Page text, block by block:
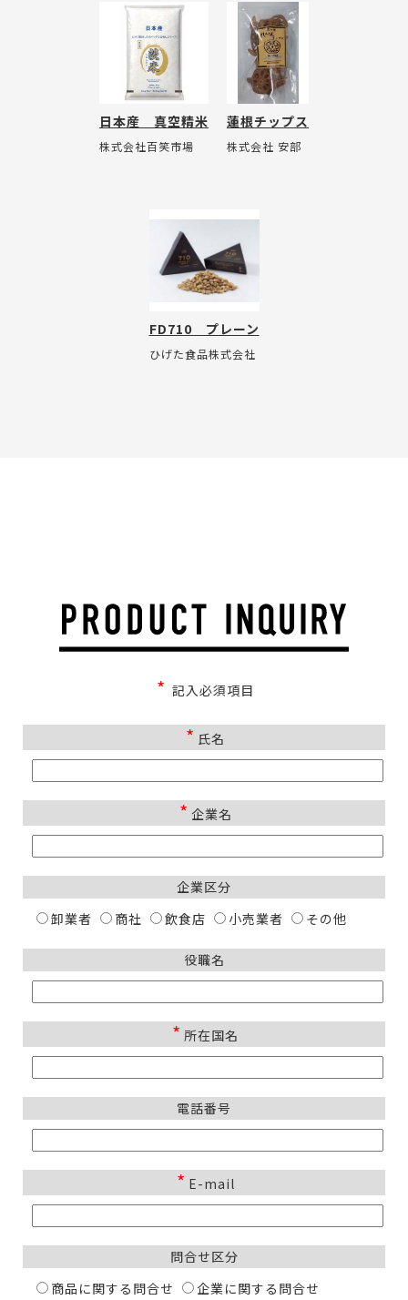
日本産 真空精米
株式会社百笑市場
蓮根チップス
株式会社 安部
FD710 プレーン
ひげた食品株式会社
* 記入必須項目
* 氏名
* 企業名
企業区分
卸業者
商社 飲食店 小売業者 その他
役職名
* 所在国名
電話番号
* E-mail
問合せ区分
商品に関する問合せ
企業に関する問合せ